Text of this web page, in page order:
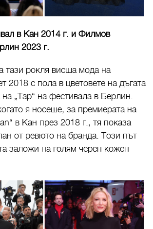
в Кан 2014 г. и Филмов
2023 г.
тази рокля висша мода на
2018 с пола в цветовете на дъгата
„Тар“ на фестивала в Берлин.
я носеше, за премиерата на
в Кан през 2018 г., тя показа
от ревюто на бранда. Този път
заложи на голям черен кожен